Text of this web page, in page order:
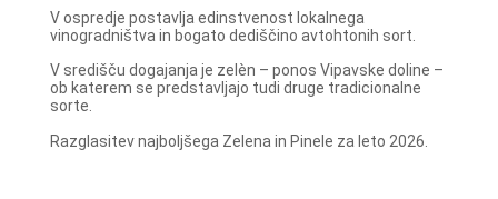
V ospredje postavlja edinstvenost lokalnega
vinogradništva in bogato dediščino avtohtonih sort.
V središču dogajanja je zelèn – ponos Vipavske doline –
ob katerem se predstavljajo tudi druge tradicionalne
sorte.
Razglasitev najboljšega Zelena in Pinele za leto 2026.